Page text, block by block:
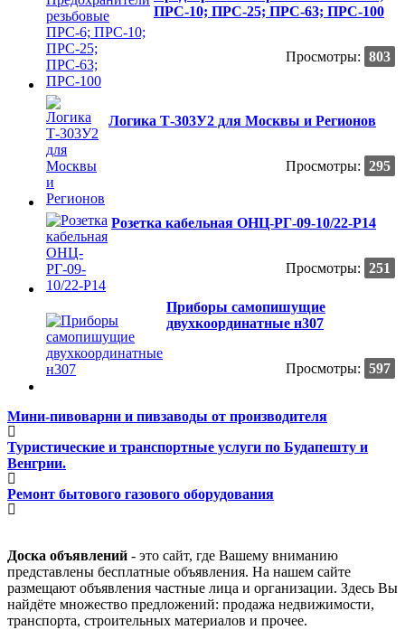
ПРС-10; ПРС-25; ПРС-63; ПРС-100
Просмотры: 803
Логика Т-303У2 для Москвы и Регионов
Просмотры: 295
Розетка кабельная ОНЦ-РГ-09-10/22-Р14
Просмотры: 251
Приборы самопишущие
двухкоординатные н307
Просмотры: 597
Мини-пивоварни и пивзаводы от производителя
Туристические и транспортные услуги по Будапешту и
Венгрии.
Ремонт бытового газового оборудования
Доска объявлений - это сайт, где Вашему вниманию
представлены бесплатные объявления. На нашем сайте
размещают объявления частные лица и организации. Здесь Вы
найдёте множество предложений: продажа недвижимости,
транспорта, строительных материалов и прочее.